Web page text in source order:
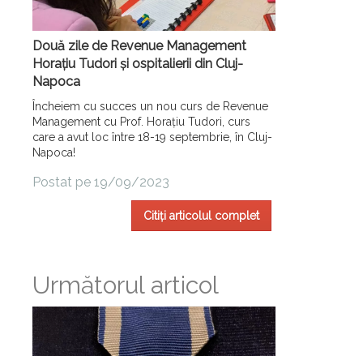
Două zile de Revenue Management
Horațiu Tudori și ospitalierii din Cluj-
Napoca
Încheiem cu succes un nou curs de Revenue
Management cu Prof. Horațiu Tudori, curs
care a avut loc între 18-19 septembrie, în Cluj-
Napoca!
Postat pe 19/09/2023
Citiți articolul complet
Următorul articol